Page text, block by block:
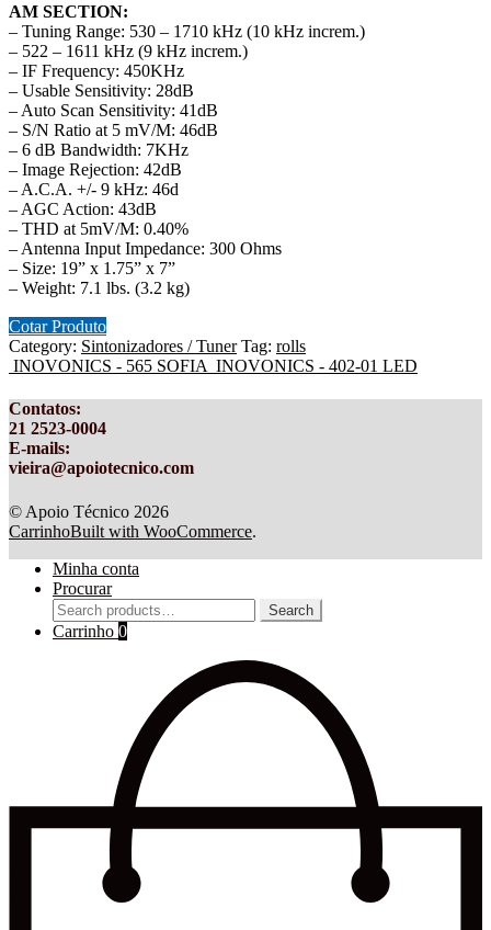
AM SECTION:
– Tuning Range: 530 – 1710 kHz (10 kHz increm.)
– 522 – 1611 kHz (9 kHz increm.)
– IF Frequency: 450KHz
– Usable Sensitivity: 28dB
– Auto Scan Sensitivity: 41dB
– S/N Ratio at 5 mV/M: 46dB
– 6 dB Bandwidth: 7KHz
– Image Rejection: 42dB
– A.C.A. +/- 9 kHz: 46d
– AGC Action: 43dB
– THD at 5mV/M: 0.40%
– Antenna Input Impedance: 300 Ohms
– Size: 19” x 1.75” x 7”
– Weight: 7.1 lbs. (3.2 kg)
Cotar Produto
Category: Sintonizadores / Tuner Tag: rolls
INOVONICS - 565 SOFIA INOVONICS - 402-01 LED
Contatos:
21 2523-0004
E-mails:
vieira@apoiotecnico.com
© Apoio Técnico 2026
CarrinhoBuilt with WooCommerce.
Minha conta
Procurar
Search
for:
Search
Carrinho 0